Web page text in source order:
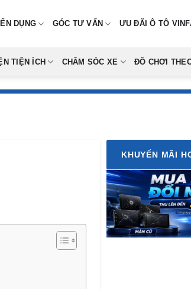
DỤNG GÓC TƯ VẤN ƯU ĐÃI Ô TÔ
TIỆN ÍCH CHĂM SÓC XE ĐỒ CHƠI
KHUYẾN MÃI